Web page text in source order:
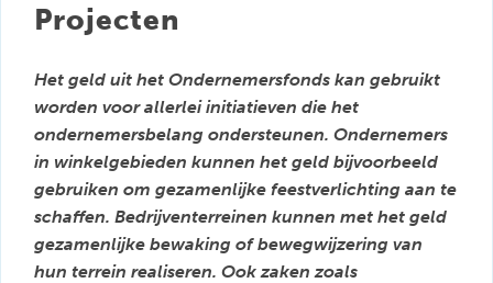
Projecten
Het geld uit het Ondernemersfonds kan gebruikt
worden voor allerlei initiatieven die het
ondernemersbelang ondersteunen. Ondernemers
in winkelgebieden kunnen het geld bijvoorbeeld
gebruiken om gezamenlijke feestverlichting aan te
schaffen. Bedrijventerreinen kunnen met het geld
gezamenlijke bewaking of bewegwijzering van
hun terrein realiseren. Ook zaken zoals